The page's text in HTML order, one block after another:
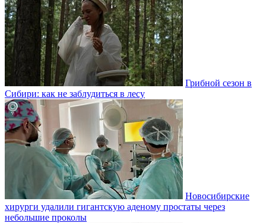
Грибной сезон в
Сибири: как не заблудиться в лесу
Новосибирские
хирурги удалили гигантскую аденому простаты через
небольшие проколы